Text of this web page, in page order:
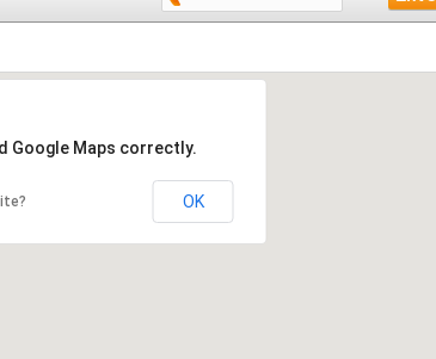
Google Maps correctly.
OK